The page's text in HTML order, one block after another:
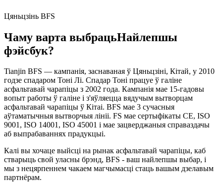
Цяньцзінь BFS
Чаму варта выбрацьНайлепшы
фэйсбук?
Tianjin BFS — кампанія, заснаваная ў Цяньцзіні, Кітай, у 2010
годзе спадаром Тоні Лі. Спадар Тоні працуе ў галіне
асфальтавай чарапіцы з 2002 года. Кампанія мае 15-гадовы
вопыт работы ў галіне і з'яўляецца вядучым вытворцам
асфальтавай чарапіцы ў Кітаі. BFS мае 3 сучасныя
аўтаматычныя вытворчыя лініі. FS мае сертыфікаты CE, ISO
9001, ISO 14001, ISO 45001 і мае зацверджаныя справаздачы
аб выпрабаваннях прадукцыі.
Калі вы хочаце выйсці на рынак асфальтавай чарапіцы, каб
стварыць свой уласны брэнд, BFS - ваш найлепшы выбар, і
мы з нецярпеннем чакаем магчымасці стаць вашым дзелавым
партнёрам.